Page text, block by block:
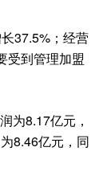
37.5%；经营
受到管理加盟
为8.17亿元，
8.46亿元，同